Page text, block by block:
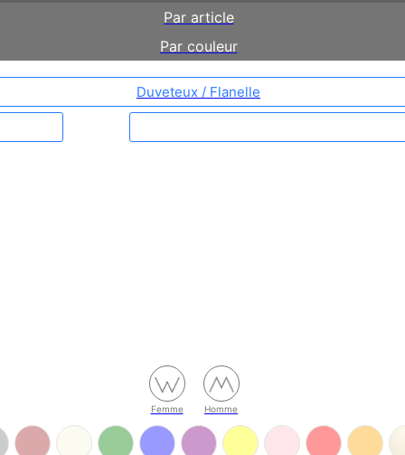
Par article
Par couleur
Duveteux / Flanelle
Femme Homme